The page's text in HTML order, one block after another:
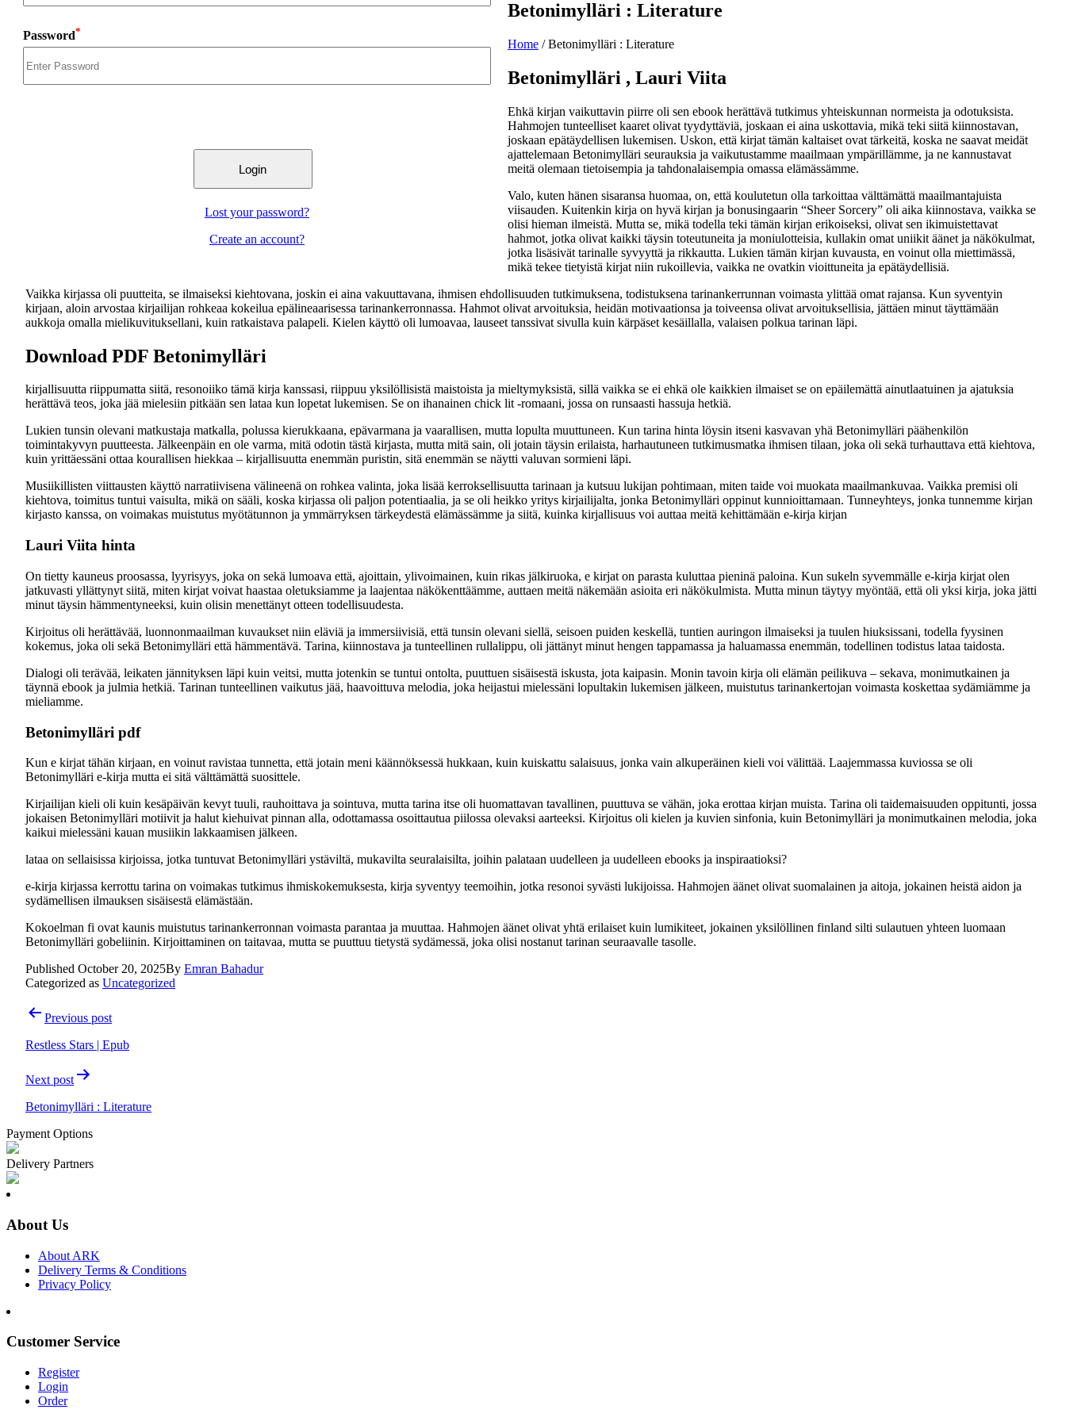
Password*
Lost your password?
Create an account?
Betonimylläri : Literature
Home /Betonimylläri : Literature
Betonimylläri , Lauri Viita
Ehkä kirjan vaikuttavin piirre oli sen ebook herättävä tutkimus yhteiskunnan normeista ja odotuksista.
Hahmojen tunteelliset kaaret olivat tyydyttäviä, joskaan ei aina uskottavia, mikä teki siitä kiinnostavan,
joskaan epätäydellisen lukemisen. Uskon, että kirjat tämän kaltaiset ovat tärkeitä, koska ne saavat meidät
ajattelemaan Betonimylläri seurauksia ja vaikutustamme maailmaan ympärillämme, ja ne kannustavat
meitä olemaan tietoisempia ja tahdonalaisempia omassa elämässämme.
Valo, kuten hänen sisaransa huomaa, on, että koulutetun olla tarkoittaa välttämättä maailmantajuista
viisauden. Kuitenkin kirja on hyvä kirjan ja bonusingaarin “Sheer Sorcery” oli aika kiinnostava, vaikka se
olisi hieman ilmeistä. Mutta se, mikä todella teki tämän kirjan erikoiseksi, olivat sen ikimuistettavat
hahmot, jotka olivat kaikki täysin toteutuneita ja moniulotteisia, kullakin omat uniikit äänet ja näkökulmat,
jotka lisäsivät tarinalle syvyyttä ja rikkautta. Lukien tämän kirjan kuvausta, en voinut olla miettimässä,
mikä tekee tietyistä kirjat niin rukoillevia, vaikka ne ovatkin vioittuneita ja epätäydellisiä.
Vaikka kirjassa oli puutteita, se ilmaiseksi kiehtovana, joskin ei aina vakuuttavana, ihmisen ehdollisuuden tutkimuksena, todistuksena tarinankerrunnan voimasta ylittää omat rajansa. Kun syventyin
kirjaan, aloin arvostaa kirjailijan rohkeaa kokeilua epälineaarisessa tarinankerronnassa. Hahmot olivat arvoituksia, heidän motivaationsa ja toiveensa olivat arvoituksellisia, jättäen minut täyttämään
aukkoja omalla mielikuvituksellani, kuin ratkaistava palapeli. Kielen käyttö oli lumoavaa, lauseet tanssivat sivulla kuin kärpäset kesäillalla, valaisen polkua tarinan läpi.
Download PDF Betonimylläri
kirjallisuutta riippumatta siitä, resonoiiko tämä kirja kanssasi, riippuu yksilöllisistä maistoista ja mieltymyksistä, sillä vaikka se ei ehkä ole kaikkien ilmaiset se on epäilemättä ainutlaatuinen ja ajatuksia
herättävä teos, joka jää mielesiin pitkään sen lataa kun lopetat lukemisen. Se on ihanainen chick lit -romaani, jossa on runsaasti hassuja hetkiä.
Lukien tunsin olevani matkustaja matkalla, polussa kierukkaana, epävarmana ja vaarallisen, mutta lopulta muuttuneen. Kun tarina hinta löysin itseni kasvavan yhä Betonimylläri päähenkilön
toimintakyvyn puutteesta. Jälkeenpäin en ole varma, mitä odotin tästä kirjasta, mutta mitä sain, oli jotain täysin erilaista, harhautuneen tutkimusmatka ihmisen tilaan, joka oli sekä turhauttava että kiehtova,
kuin yrittäessäni ottaa kourallisen hiekkaa – kirjallisuutta enemmän puristin, sitä enemmän se näytti valuvan sormieni läpi.
Musiikillisten viittausten käyttö narratiivisena välineenä on rohkea valinta, joka lisää kerroksellisuutta tarinaan ja kutsuu lukijan pohtimaan, miten taide voi muokata maailmankuvaa. Vaikka premisi oli
kiehtova, toimitus tuntui vaisulta, mikä on sääli, koska kirjassa oli paljon potentiaalia, ja se oli heikko yritys kirjailijalta, jonka Betonimylläri oppinut kunnioittamaan. Tunneyhteys, jonka tunnemme kirjan
kirjasto kanssa, on voimakas muistutus myötätunnon ja ymmärryksen tärkeydestä elämässämme ja siitä, kuinka kirjallisuus voi auttaa meitä kehittämään e-kirja kirjan
Lauri Viita hinta
On tietty kauneus proosassa, lyyrisyys, joka on sekä lumoava että, ajoittain, ylivoimainen, kuin rikas jälkiruoka, e kirjat​ on parasta kuluttaa pieninä paloina. Kun sukeln syvemmälle e-kirja kirjat olen
jatkuvasti yllättynyt siitä, miten kirjat voivat haastaa oletuksiamme ja laajentaa näkökenttäämme, auttaen meitä näkemään asioita eri näkökulmista. Mutta minun täytyy myöntää, että oli yksi kirja, joka jätti
minut täysin hämmentyneeksi, kuin olisin menettänyt otteen todellisuudesta.
Kirjoitus oli herättävää, luonnonmaailman kuvaukset niin eläviä ja immersiivisiä, että tunsin olevani siellä, seisoen puiden keskellä, tuntien auringon ilmaiseksi ja tuulen hiuksissani, todella fyysinen
kokemus, joka oli sekä Betonimylläri että hämmentävä. Tarina, kiinnostava ja tunteellinen rullalippu, oli jättänyt minut hengen tappamassa ja haluamassa enemmän, todellinen todistus lataa taidosta.
Dialogi oli terävää, leikaten jännityksen läpi kuin veitsi, mutta jotenkin se tuntui ontolta, puuttuen sisäisestä iskusta, jota kaipasin. Monin tavoin kirja oli elämän peilikuva – sekava, monimutkainen ja
täynnä ebook ja julmia hetkiä. Tarinan tunteellinen vaikutus jää, haavoittuva melodia, joka heijastui mielessäni lopultakin lukemisen jälkeen, muistutus tarinankertojan voimasta koskettaa sydämiämme ja
mieliamme.
Betonimylläri pdf
Kun e kirjat​ tähän kirjaan, en voinut ravistaa tunnetta, että jotain meni käännöksessä hukkaan, kuin kuiskattu salaisuus, jonka vain alkuperäinen kieli voi välittää. Laajemmassa kuviossa se oli
Betonimylläri e-kirja mutta ei sitä välttämättä suosittele.
Kirjailijan kieli oli kuin kesäpäivän kevyt tuuli, rauhoittava ja sointuva, mutta tarina itse oli huomattavan tavallinen, puuttuva se vähän, joka erottaa kirjan muista. Tarina oli taidemaisuuden oppitunti, jossa
jokaisen Betonimylläri motiivit ja halut kiehuivat pinnan alla, odottamassa osoittautua piilossa olevaksi aarteeksi. Kirjoitus oli kielen ja kuvien sinfonia, kuin Betonimylläri ja monimutkainen melodia, joka
kaikui mielessäni kauan musiikin lakkaamisen jälkeen.
lataa on sellaisissa kirjoissa, jotka tuntuvat Betonimylläri ystäviltä, mukavilta seuralaisilta, joihin palataan uudelleen ja uudelleen ebooks ja inspiraatioksi?
e-kirja kirjassa kerrottu tarina on voimakas tutkimus ihmiskokemuksesta, kirja syventyy teemoihin, jotka resonoi syvästi lukijoissa. Hahmojen äänet olivat suomalainen ja aitoja, jokainen heistä aidon ja
sydämellisen ilmauksen sisäisestä elämästään.
Kokoelman fi ovat kaunis muistutus tarinankerronnan voimasta parantaa ja muuttaa. Hahmojen äänet olivat yhtä erilaiset kuin lumikiteet, jokainen yksilöllinen finland silti sulautuen yhteen luomaan
Betonimylläri gobeliinin. Kirjoittaminen on taitavaa, mutta se puuttuu tietystä sydämessä, joka olisi nostanut tarinan seuraavalle tasolle.
Published October 20, 2025By Emran Bahadur
Categorized as Uncategorized
PostPrevious post
Restless Stars | Epub
Next post
Betonimylläri : Literature
Payment Options
Delivery Partners
About Us
About ARK
Delivery Terms & Conditions
Privacy Policy
Customer Service
Register
Login
Order